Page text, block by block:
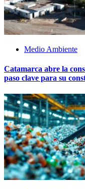
Medio Ambiente
Catamarca abre la
paso clave para su